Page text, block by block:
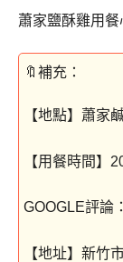
蕭家鹽酥雞用餐
【地點】蕭家
【用餐時間】
GOOGLE評論
【地址】新竹